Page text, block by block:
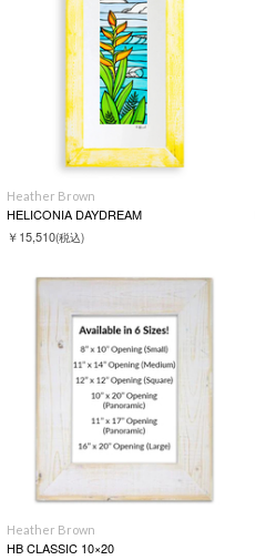
Heather Brown
HELICONIA DAYDREAM
￥15,510(税込)
Heather Brown
HB CLASSIC 10×20